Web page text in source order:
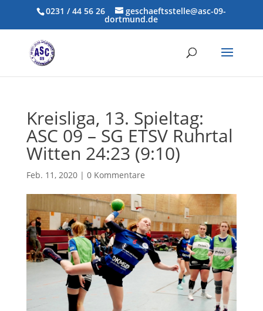
0231 / 44 56 26 geschaeftsstelle@asc-09-
dortmund.de
Kreisliga, 13. Spieltag:
ASC 09 – SG ETSV Ruhrtal
Witten 24:23 (9:10)
Feb. 11, 2020| 0 Kommentare